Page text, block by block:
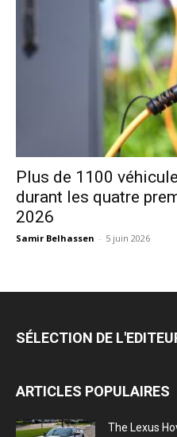
Plus de 1100
durant les quatre
2026
Samir Belhassen - 5 juin 2026
SÉLECTION DE
ARTICLES POPULAIRES
The Lexus